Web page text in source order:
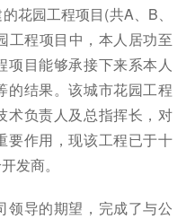
园工程项目(共A、B、
工程项目中，本人居功至
目能够承接下来系本人
的结果。该城市花园工程
术负责人及总指挥长，对
要作用，现该工程已于十
发商。
导的期望，完成了与公